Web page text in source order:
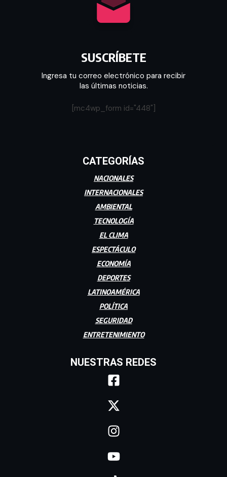
SUSCRÍBETE
Ingresa tu correo electrónico para recibir
las últimas noticias.
[mc4wp_form id="448"]
CATEGORÍAS
NACIONALES
INTERNACIONALES
AMBIENTAL
TECNOLOGÍA
EL CLIMA
ESPECTÁCULO
ECONOMÍA
DEPORTES
LATINOAMÉRICA
POLÍTICA
SEGURIDAD
ENTRETENIMIENTO
NUESTRAS REDES